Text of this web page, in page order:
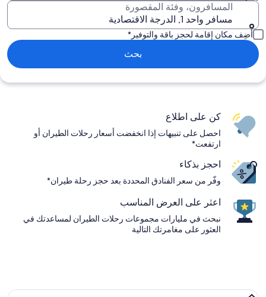
المسافرون، وفئة المقصورة
مسافر واحد 1, الدرجة الاقتصادية
أضِف مكان إقامة لحجز باقة والتوفير*
بحث
كن على اطلاع
احصل على تنبيهات إذا انخفضت أسعار رحلات الطيران أو
ارتفعت*
احجز بذكاء
وفّر من سعر الفنادق المحددة بعد حجز رحلة طيران*
اعثر على العرض المناسب
نبحث في مليارات مجموعات رحلات الطيران لمساعدتك في
العثور على مغامرتك التالية